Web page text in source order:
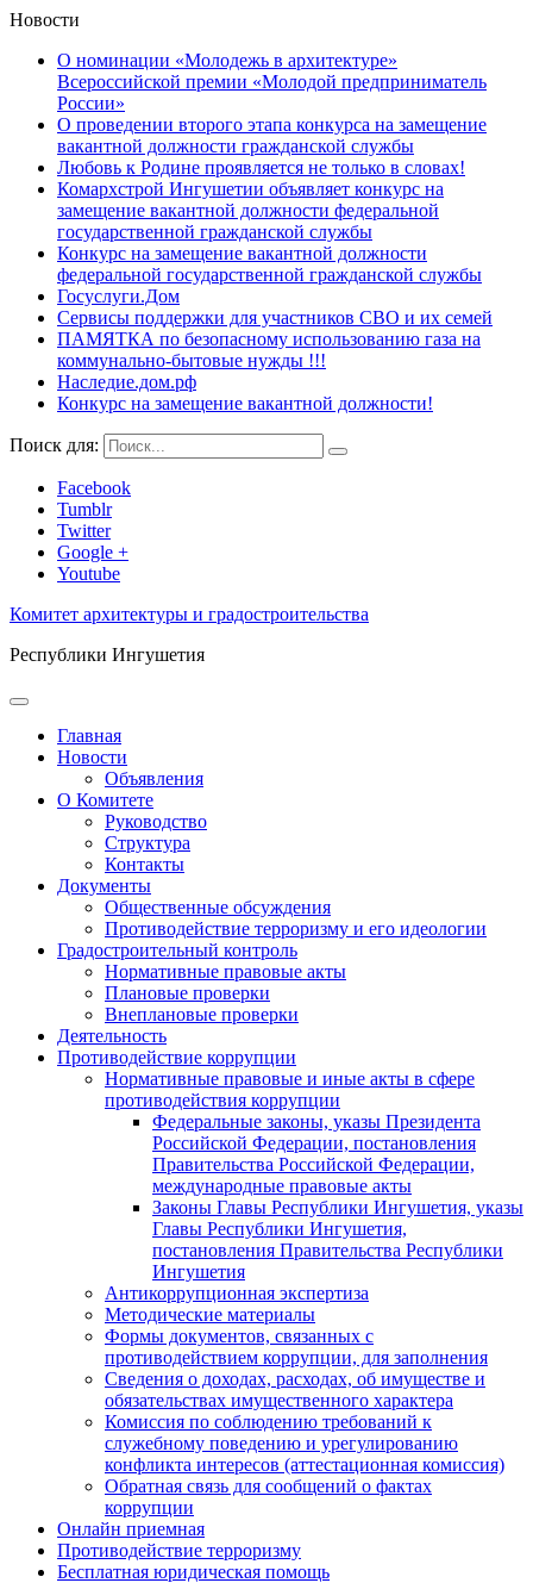
Новости
О номинации «Молодежь в архитектуре»
Всероссийской премии «Молодой предприниматель
России»
О проведении второго этапа конкурса на замещение
вакантной должности гражданской службы
Любовь к Родине проявляется не только в словах!
Комархстрой Ингушетии объявляет конкурс на
замещение вакантной должности федеральной
государственной гражданской службы
Конкурс на замещение вакантной должности
федеральной государственной гражданской службы
Госуслуги.Дом
Сервисы поддержки для участников СВО и их семей
ПАМЯТКА по безопасному использованию газа на
коммунально-бытовые нужды !!!
Наследие.дом.рф
Конкурс на замещение вакантной должности!
Поиск для:
Facebook
Tumblr
Twitter
Google +
Youtube
Комитет архитектуры и градостроительства
Республики Ингушетия
Главная
Новости
Объявления
О Комитете
Руководство
Структура
Контакты
Документы
Общественные обсуждения
Противодействие терроризму и его идеологии
Градостроительный контроль
Нормативные правовые акты
Плановые проверки
Внеплановые проверки
Деятельность
Противодействие коррупции
Нормативные правовые и иные акты в сфере
противодействия коррупции
Федеральные законы, указы Президента
Российской Федерации, постановления
Правительства Российской Федерации,
международные правовые акты
Законы Главы Республики Ингушетия, указы
Главы Республики Ингушетия,
постановления Правительства Республики
Ингушетия
Антикоррупционная экспертиза
Методические материалы
Формы документов, связанных с
противодействием коррупции, для заполнения
Сведения о доходах, расходах, об имуществе и
обязательствах имущественного характера
Комиссия по соблюдению требований к
служебному поведению и урегулированию
конфликта интересов (аттестационная комиссия)
Обратная связь для сообщений о фактах
коррупции
Онлайн приемная
Противодействие терроризму
Бесплатная юридическая помощь